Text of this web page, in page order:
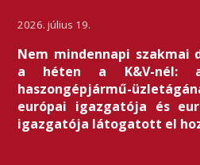
2026. július 19.
Nem mindennapi szakmai
a héten a K&V-nél: a
haszongépjármű-
európai igazgatója és
igazgatója látogatott el